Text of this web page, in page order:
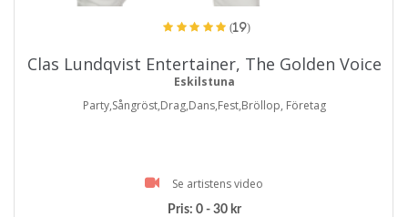
(19)
Clas Lundqvist Entertainer, The Golden Voice
Eskilstuna
Party,Sångröst,Drag,Dans,Fest,Bröllop, Företag
Se artistens video
Pris: 0 - 30 kr